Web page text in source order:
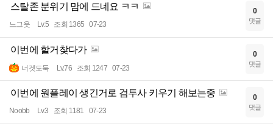
스탈존 분위기 맘에 드네요 ㅋㅋ
느그읏 Lv.5 조회 1365 07-23
0
댓글
이번에 할거찾다가
너겟도둑 Lv.76 조회 1247 07-23
0
댓글
이번에 원플레이 생긴거로 검투사 키우기 해보는중
Noobb Lv.3 조회 1181 07-23
0
댓글